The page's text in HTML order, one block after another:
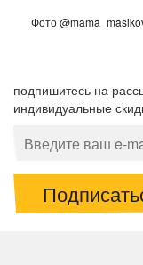
Фото
подпишитесь на
индивидуальные